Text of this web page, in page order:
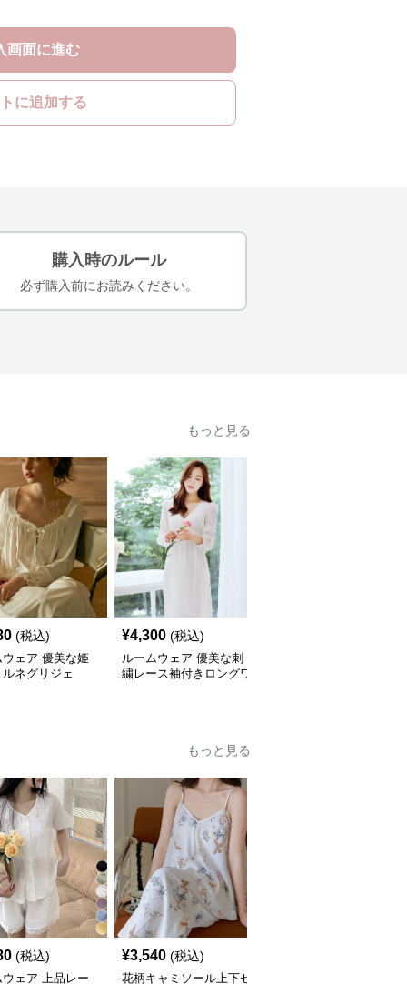
画面に進む
に追加する
購入時のルール
必ず購入前にお読みください。
もっと見る
(税込)
ウェア 優美な姫
ルネグリジェ
¥4,300 (税込)
ルームウェア 優美な刺
繍レース袖付きロングワ
もっと見る
(税込)
ウェア 上品レー
¥3,540 (税込)
花柄キャミソール上下セ